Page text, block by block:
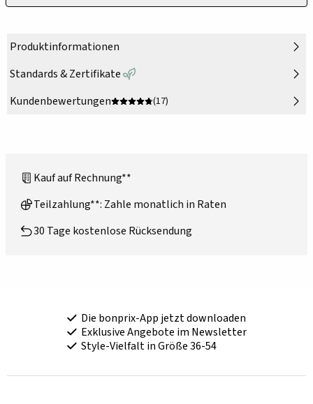
Produktinformationen
Standards & Zertifikate
Kundenbewertungen
(17)
Kauf auf Rechnung**
Teilzahlung**: Zahle monatlich in Raten
30 Tage kostenlose Rücksendung
Die bonprix-App jetzt downloaden
Exklusive Angebote im Newsletter
Style-Vielfalt in Größe 36-54